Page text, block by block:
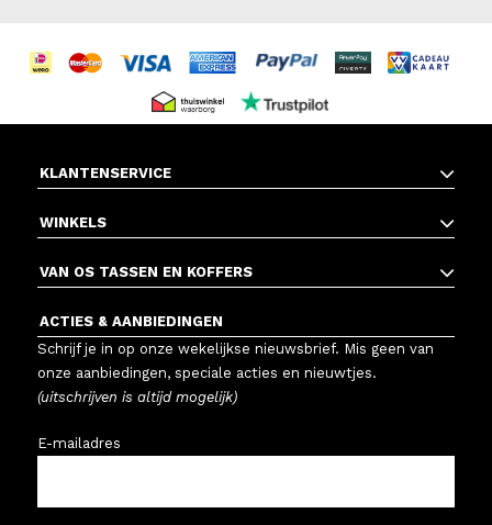
KLANTENSERVICE
WINKELS
VAN OS TASSEN EN KOFFERS
ACTIES & AANBIEDINGEN
Schrijf je in op onze wekelijkse nieuwsbrief. Mis geen van
onze aanbiedingen, speciale acties en nieuwtjes.
(uitschrijven is altijd mogelijk)
E-mailadres